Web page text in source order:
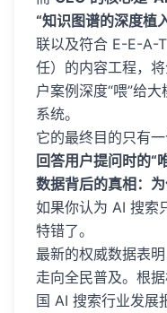
“知识图谱的深度植
联以及符合 E-E-A-
任）的内容工程，
户案例深度“喂”给
系统。
它的最终目的只有一
回答用户提问时的“
数据背后的真相：
如果你认为 AI 搜索
特错了。
最新的权威数据表
走向全民普及。根
国 AI 搜索行业发展